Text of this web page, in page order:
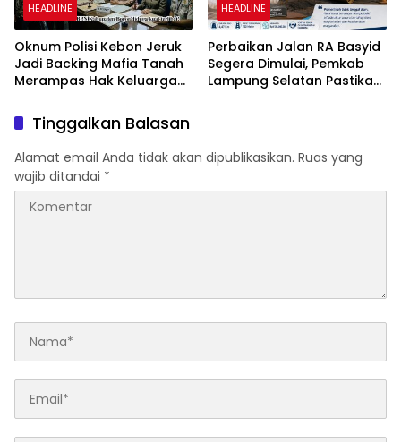
HEADLINE
Oknum Polisi Kebon Jeruk
Jadi Backing Mafia Tanah
Merampas Hak Keluarga
Sutarman
HEADLINE
Perbaikan Jalan RA Basyid
Segera Dimulai, Pemkab
Lampung Selatan Pastikan
Tinggalkan Balasan
Alamat email Anda tidak akan dipublikasikan. Ruas yang
wajib ditandai *